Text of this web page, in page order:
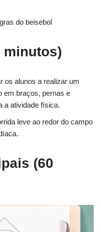
do beisebol
minutos)
os alunos a realizar um
em braços, pernas e
a atividade física.
leve ao redor do campo
(60